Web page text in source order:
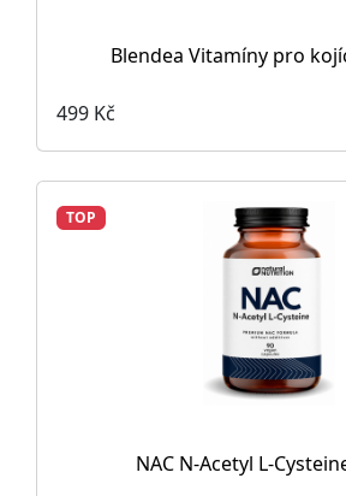
Blendea Vitamíny pro
499 Kč
TOP
NAC N-Acetyl L-